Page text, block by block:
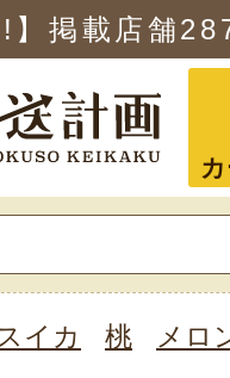
】掲載店舗
イカ 桃 メロ